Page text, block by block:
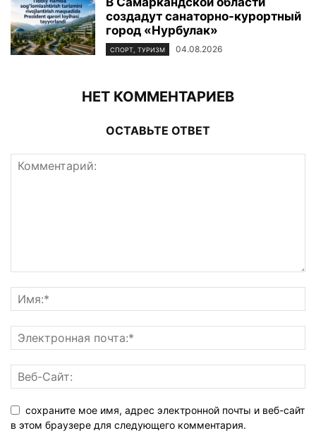
создадут санаторно-курортный
город «Нурбулак»
СПОРТ, ТУРИЗМ 04.08.2026
НЕТ КОММЕНТАРИЕВ
ОСТАВЬТЕ ОТВЕТ
сохраните мое имя, адрес электронной почты и веб-сайт
в этом браузере для следующего комментария.